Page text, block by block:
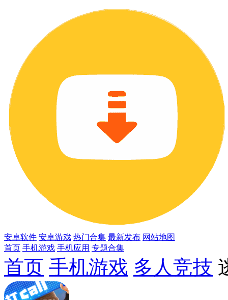
安卓软件 安卓游戏 热门合集 最新发布 网站地图
首页 手机游戏 手机应用 专题合集
首页 手机游戏 多人竞技